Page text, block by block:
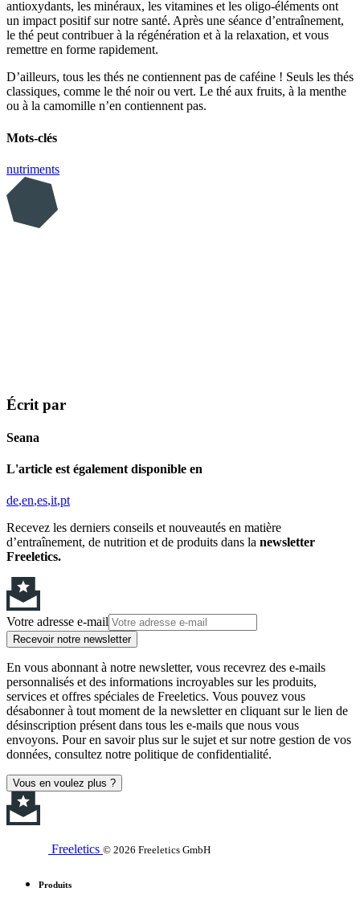
antioxydants, les minéraux, les vitamines et les oligo-éléments ont
un impact positif sur notre santé. Après une séance d’entraînement,
le thé peut contribuer à la régénération et à la relaxation, et vous
remettre en forme rapidement.
D’ailleurs, tous les thés ne contiennent pas de caféine ! Seuls les thés
classiques, comme le thé noir ou vert. Le thé aux fruits, à la menthe
ou à la camomille n’en contiennent pas.
Mots-clés
nutriments
Écrit par
Seana
L'article est également disponible en
de en es it pt
Recevez les derniers conseils et nouveautés en matière
d’entraînement, de nutrition et de produits dans la newsletter
Freeletics.
Votre adresse e-mail
Recevoir notre newsletter
En vous abonnant à notre newsletter, vous recevrez des e-mails
personnalisés et des informations incroyables sur les produits,
services et offres spéciales de Freeletics. Vous pouvez vous
désabonner à tout moment de la newsletter en cliquant sur le lien de
désinscription présent dans tous les e-mails que nous vous
envoyons. Pour en savoir plus sur le sujet et sur notre gestion de vos
données, consultez notre politique de confidentialité.
Vous en voulez plus ?
Freeletics © 2026 Freeletics GmbH
Produits